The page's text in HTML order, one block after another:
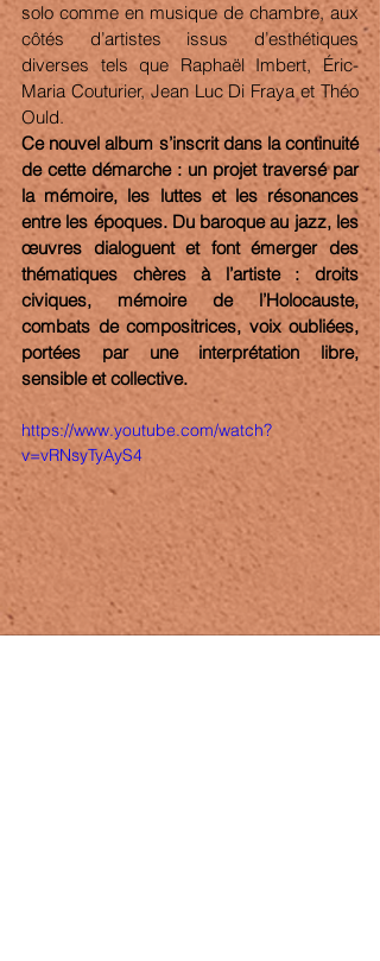
solo comme en musique de chambre, aux
côtés d’artistes issus d’esthétiques
diverses tels que Raphaël Imbert, Éric-
Maria Couturier, Jean Luc Di Fraya et Théo
Ould.
Ce nouvel album s’inscrit dans la continuité
de cette démarche : un projet traversé par
la mémoire, les luttes et les résonances
entre les époques. Du baroque au jazz, les
œuvres dialoguent et font émerger des
thématiques chères à l’artiste : droits
civiques, mémoire de l’Holocauste,
combats de compositrices, voix oubliées,
portées par une interprétation libre,
sensible et collective.
https://www.youtube.com/watch?
v=vRNsyTyAyS4